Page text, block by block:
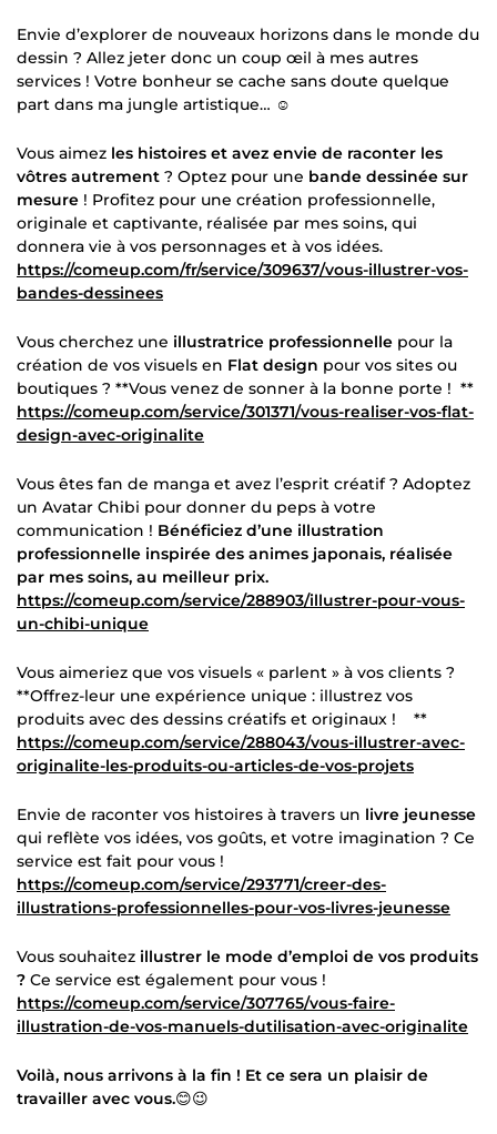
Envie d’explorer de nouveaux horizons dans le monde du
dessin ? Allez jeter donc un coup œil à mes autres
services ! Votre bonheur se cache sans doute quelque
part dans ma jungle artistique… ☺️
Vous aimez les histoires et avez envie de raconter les
vôtres autrement ? Optez pour une bande dessinée sur
mesure ! Profitez pour une création professionnelle,
originale et captivante, réalisée par mes soins, qui
donnera vie à vos personnages et à vos idées.
https://comeup.com/fr/service/309637/vous-illustrer-vos-
bandes-dessinees
Vous cherchez une illustratrice professionnelle pour la
création de vos visuels en Flat design pour vos sites ou
boutiques ? **Vous venez de sonner à la bonne porte ! **
https://comeup.com/service/301371/vous-realiser-vos-flat-
design-avec-originalite
Vous êtes fan de manga et avez l’esprit créatif ? Adoptez
un Avatar Chibi pour donner du peps à votre
communication ! Bénéficiez d’une illustration
professionnelle inspirée des animes japonais, réalisée
par mes soins, au meilleur prix.
https://comeup.com/service/288903/illustrer-pour-vous-
un-chibi-unique
Vous aimeriez que vos visuels « parlent » à vos clients ?
**Offrez-leur une expérience unique : illustrez vos
produits avec des dessins créatifs et originaux ! **
https://comeup.com/service/288043/vous-illustrer-avec-
originalite-les-produits-ou-articles-de-vos-projets
Envie de raconter vos histoires à travers un livre jeunesse
qui reflète vos idées, vos goûts, et votre imagination ? Ce
service est fait pour vous !
https://comeup.com/service/293771/creer-des-
illustrations-professionnelles-pour-vos-livres-jeunesse
Vous souhaitez illustrer le mode d’emploi de vos produits
? Ce service est également pour vous !
https://comeup.com/service/307765/vous-faire-
illustration-de-vos-manuels-dutilisation-avec-originalite
Voilà, nous arrivons à la fin ! Et ce sera un plaisir de
travailler avec vous.😊😉